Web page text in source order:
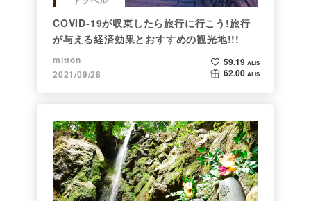
COVID-19が収束したら旅行に行こう!旅行
が与える経済効果とおすすめの観光地!!!
mitton
2021/09/28
59.19 ALIS
62.00 ALIS